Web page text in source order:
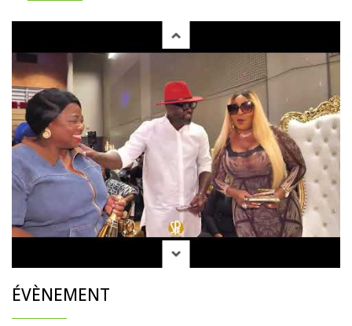
ÉVÈNEMENT